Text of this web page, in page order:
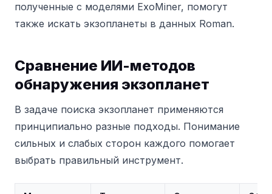
полученные с моделями ExoMiner, помогут
также искать экзопланеты в данных Roman.
Сравнение ИИ-методов
обнаружения экзопланет
В задаче поиска экзопланет применяются
принципиально разные подходы. Понимание
сильных и слабых сторон каждого помогает
выбрать правильный инструмент.